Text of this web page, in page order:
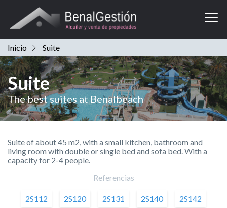
Inicio Suite
Suite
The best suites at Benalbeach
Suite of about 45 m2, with a small kitchen, bathroom and
living room with double or single bed and sofa bed. With a
capacity for 2-4 people.
Referencias
2S112 2S120 2S131 2S140 2S142